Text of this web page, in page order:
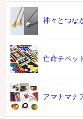
神々とつな
亡命チベッ
アマナマナ